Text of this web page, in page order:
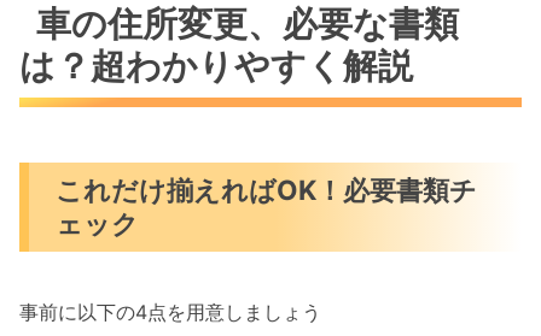
車の住所変更、必要な書類
は？超わかりやすく解説
これだけ揃えればOK！必要書類チ
ェック
事前に以下の4点を用意しましょう